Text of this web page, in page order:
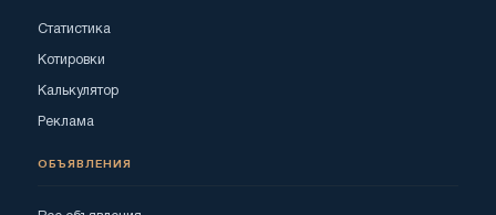
Статистика
Котировки
Калькулятор
Реклама
ОБЪЯВЛЕНИЯ